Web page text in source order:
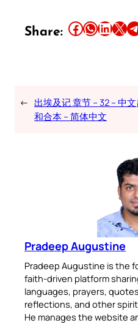
Share: Share this article on Facebook Share this article on WhatsApp Share this article on LinkedIn Share this article on X Share this article on Telegram
← 出埃及记 章节 – 32 – 中文
和合本 – 简体中文
Pradeep Augustine
Pradeep Augustine is the
faith-driven platform
languages, prayers,
reflections, and other
He manages the website